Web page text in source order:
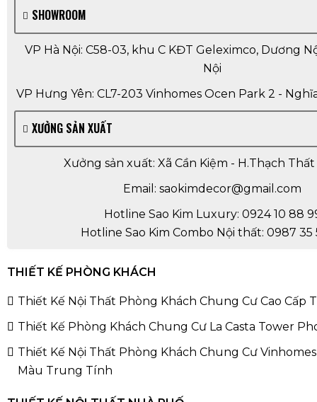
SHOWROOM
VP Hà Nội: C58-03, khu C KĐT Geleximco, Dương
Nội
VP Hưng Yên: CL7-203 Vinhomes Ocen Park 2 -
XƯỞNG SẢN XUẤT
Xưởng sản xuất: Xã Cần Kiệm - H.Thạch Thất
Email: saokimdecor@gmail.com
Hotline Sao Kim Luxury: 0924 10 88
Hotline Sao Kim Combo Nội thất: 0987 35
THIẾT KẾ PHÒNG KHÁCH
Thiết Kế Nội Thất Phòng Khách Chung Cư Cao Cấp
Thiết Kế Phòng Khách Chung Cư La Casta Tower
Thiết Kế Nội Thất Phòng Khách Chung Cư
Màu Trung Tính